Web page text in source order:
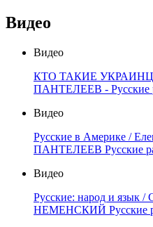
Видео
Видео
КТО ТАКИЕ
ПАНТЕЛЕЕВ - Русские
Видео
Русские в Америке /
ПАНТЕЛЕЕВ Русские
Видео
Русские: народ и
НЕМЕНСКИЙ Русские